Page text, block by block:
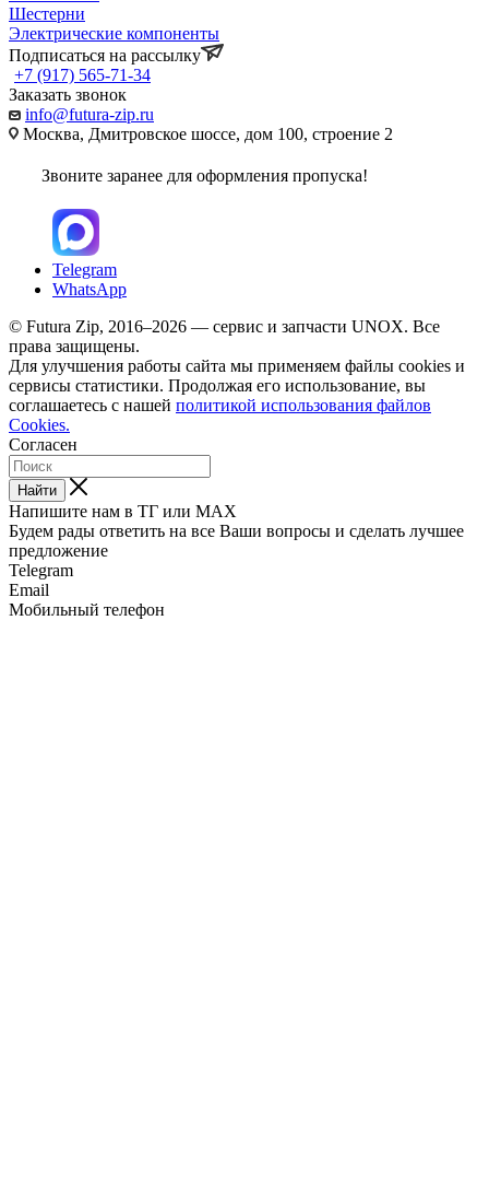
Шестерни
Электрические компоненты
Подписаться на рассылку
+7 (917) 565-71-34
Заказать звонок
info@futura-zip.ru
Москва, Дмитровское шоссе, дом 100, строение 2
Звоните заранее для оформления пропуска!
Telegram
WhatsApp
© Futura Zip, 2016–2026 — сервис и запчасти UNOX. Все
права защищены.
Для улучшения работы сайта мы применяем файлы cookies и
сервисы статистики. Продолжая его использование, вы
соглашаетесь с нашей политикой использования файлов
Cookies.
Согласен
Найти
Напишите нам в ТГ или MAX
Будем рады ответить на все Ваши вопросы и сделать лучшее
предложение
Telegram
Email
Мобильный телефон